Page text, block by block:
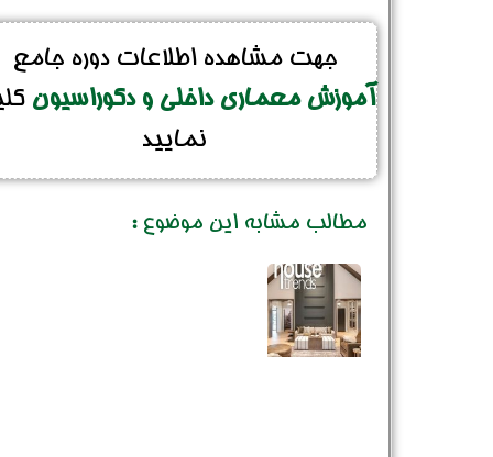
جهت مشاهده اطلاعات دوره جامع
آموزش معماری داخلی و دکوراسیون
نمایید
مطالب مشابه این موضوع :